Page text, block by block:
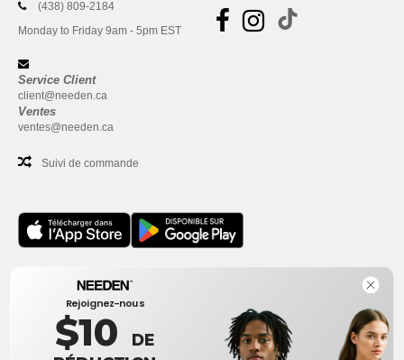
(438) 809-2184
Monday to Friday 9am - 5pm EST
Service Client
client@needen.ca
Ventes
ventes@needen.ca
Suivi de commande
Bureau
One Dundas Street West Suite 2500
Toronto, Ontario, M5G 1Z3
Ceci n'est PAS l'adresse de retour. Pour les retours, voir ici
Rejoignez-nous
$10 DE